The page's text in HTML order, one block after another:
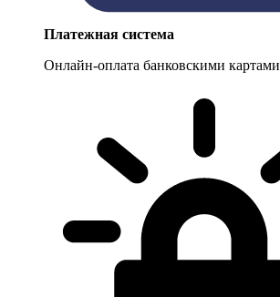
Платежная система
Онлайн-оплата банковскими картами